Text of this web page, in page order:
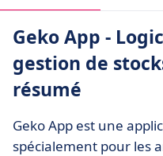
Geko App -
gestion de
résumé
Geko App est une
spécialement pour les